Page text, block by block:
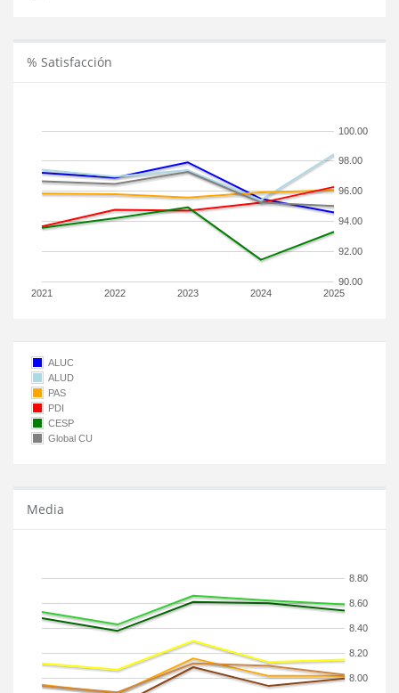
% Satisfacción
2021 2022 2023 2024 2025
90.00
92.00
94.00
96.00
98.00
100.00
ALUC
ALUD
PAS
PDI
CESP
Global CU
Media
8.00
8.20
8.40
8.60
8.80